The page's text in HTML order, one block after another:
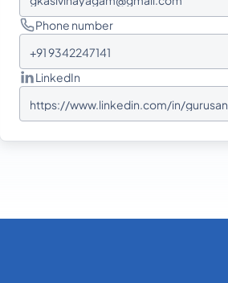
Phone number
+91 9342247141
LinkedIn
https://www.linkedin.com/in/
kasivinayagam-104584179/